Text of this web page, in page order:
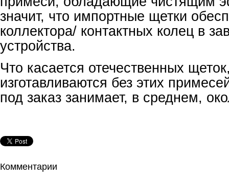
значит, что импортные щетки
коллектора/ контактных колец в
устройства.
Что касается отечественных
изготавливаются без этих
под заказ занимает, в среднем,
Комментарии